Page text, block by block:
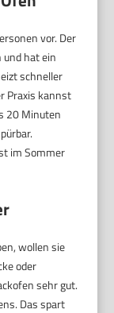
vor. Der
und hat ein
schneller
Praxis kannst
20 Minuten
im Sommer
wollen sie
oder
sehr gut.
Das spart